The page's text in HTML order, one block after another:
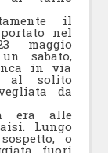
il
nel
maggio
sabato,
in via
al solito
da
era alle
Lungo
o